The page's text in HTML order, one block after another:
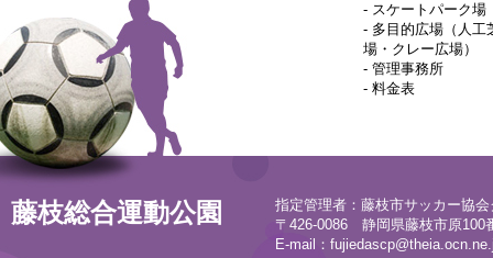
- スケートパーク場
- 多目的広場（人工
場・クレー広場）
- 管理事務所
- 料金表
藤枝総合運動公園
指定管理者：藤枝市サッカー協
〒426-0086 静岡県藤枝市原100
E-mail：